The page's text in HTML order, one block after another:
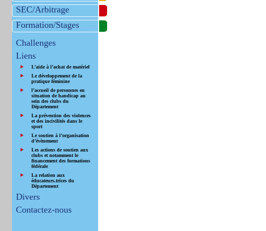
SEC/Arbitrage
Formation/Stages
Challenges
Liens
L’aide à l’achat de matériel
Le développement de la
pratique féminine
l’accueil de personnes en
situation de handicap au
sein des clubs du
Département
La prévention des violences
et des incivilités dans le
sport
Le soutien à l’organisation
d’évènement
Les actions de soutien aux
clubs et notamment le
financement des formations
fédérale
La relation aux
éducateurs.trices du
Département
Divers
Contactez-nous